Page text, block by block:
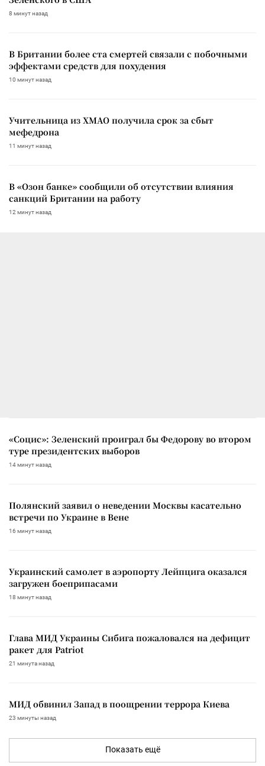
8 минут назад
В Британии более ста смертей связали с побочными
эффектами средств для похудения
10 минут назад
Учительница из ХМАО получила срок за сбыт
мефедрона
11 минут назад
В «Озон банке» сообщили об отсутствии влияния
санкций Британии на работу
12 минут назад
«Социс»: Зеленский проиграл бы Федорову во втором
туре президентских выборов
14 минут назад
Полянский заявил о неведении Москвы касательно
встречи по Украине в Вене
16 минут назад
Украинский самолет в аэропорту Лейпцига оказался
загружен боеприпасами
18 минут назад
Глава МИД Украины Сибига пожаловался на дефицит
ракет для Patriot
21 минута назад
МИД обвинил Запад в поощрении террора Киева
23 минуты назад
Показать ещё